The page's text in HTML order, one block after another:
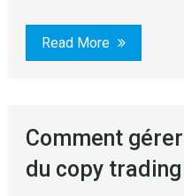
Read More
Comment
du copy trading